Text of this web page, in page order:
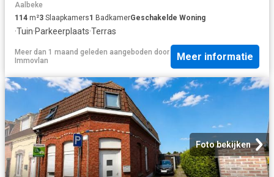
Aalbeke
114 m²3 Slaapkamers1 BadkamerGeschakelde Woning
·Tuin·Parkeerplaats·Terras
Meer dan 1 maand geleden aangeboden door
Immovlan
Meer informatie
Foto bekijken